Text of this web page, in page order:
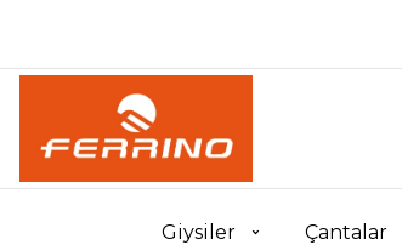
Giysiler Çantalar